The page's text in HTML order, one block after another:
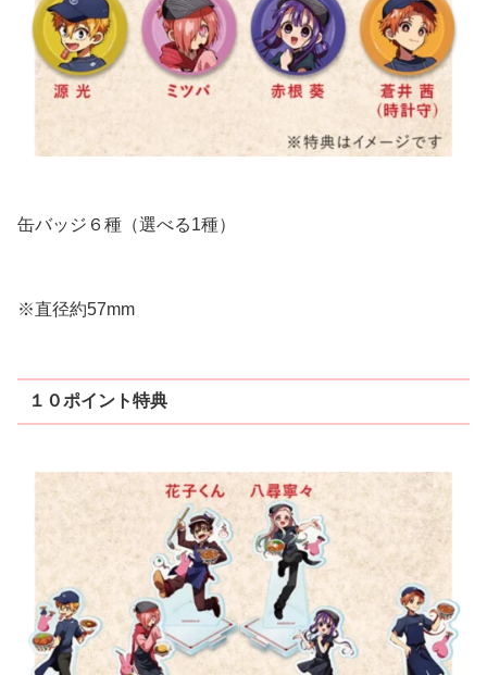
缶バッジ６種（選べる1種）
※直径約57mm
１０ポイント特典